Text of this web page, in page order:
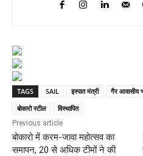
TAGS SAIL इस्पात मंत्री गैर आवासीय
बोकारो स्टील
विस्थापित
Previous article
बोकारो में करम-जावा महोत्सव का
समापन, 20 से अधिक टीमों ने की